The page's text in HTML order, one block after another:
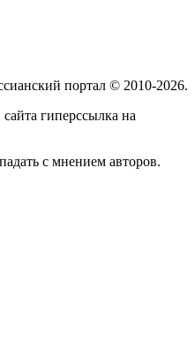
портал © 2010-2026.
гиперссылка на
с мнением авторов.